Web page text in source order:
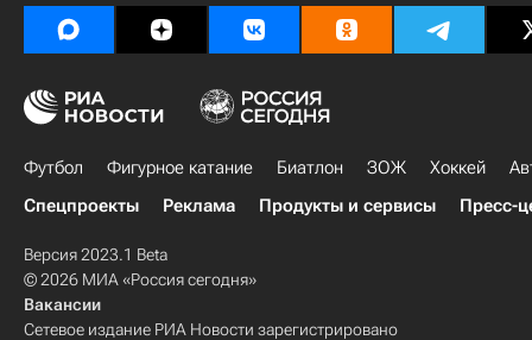
Футбол Фигурное катание Биатлон ЗОЖ Хоккей
Спецпроекты
Реклама Продукты и сервисы Пресс-
Версия 2023.1 Beta
© 2026 МИА «Россия сегодня»
Вакансии
Сетевое издание РИА Новости зарегистрировано